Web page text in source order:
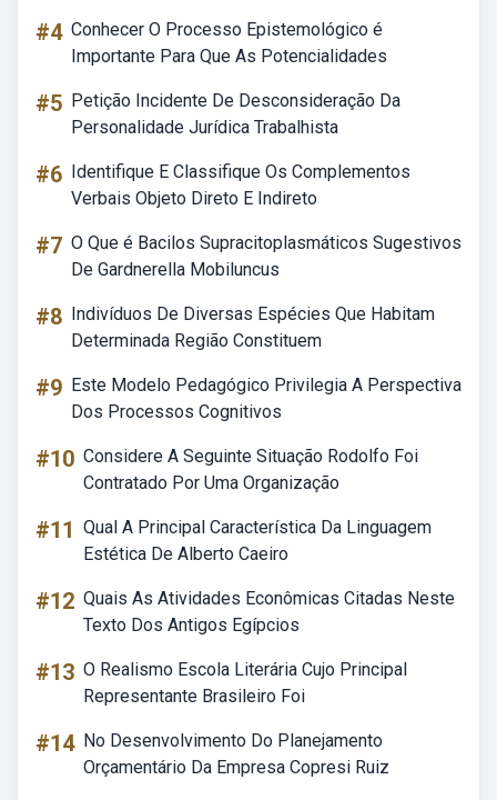
#4 Conhecer O Processo Epistemológico é
Importante Para Que As Potencialidades
#5 Petição Incidente De Desconsideração Da
Personalidade Jurídica Trabalhista
#6 Identifique E Classifique Os Complementos
Verbais Objeto Direto E Indireto
#7 O Que é Bacilos Supracitoplasmáticos Sugestivos
De Gardnerella Mobiluncus
#8 Indivíduos De Diversas Espécies Que Habitam
Determinada Região Constituem
#9 Este Modelo Pedagógico Privilegia A Perspectiva
Dos Processos Cognitivos
#10 Considere A Seguinte Situação Rodolfo Foi
Contratado Por Uma Organização
#11 Qual A Principal Característica Da Linguagem
Estética De Alberto Caeiro
#12 Quais As Atividades Econômicas Citadas Neste
Texto Dos Antigos Egípcios
#13 O Realismo Escola Literária Cujo Principal
Representante Brasileiro Foi
#14 No Desenvolvimento Do Planejamento
Orçamentário Da Empresa Copresi Ruiz